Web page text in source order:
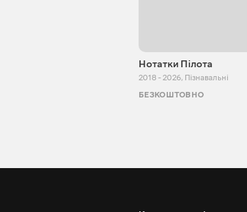
Нотатки Пілота
2018 - 2026, Пізнавальні
БЕЗКОШТОВНО